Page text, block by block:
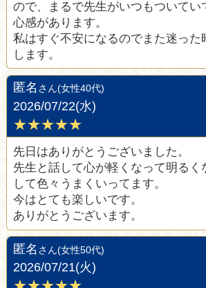
ので、まるで先生がいつもついてい
心感があります。
私はすぐ不安になるのでまた迷った
します。
匿名 さん(女性40代)
2026/07/22(水)
★★★★★
先日はありがとうございました。
先生と話して心が軽くなって明るく
して色々うまくいってます。
今はとても楽しいです。
ありがとうございます。
匿名 さん(女性50代)
2026/07/21(火)